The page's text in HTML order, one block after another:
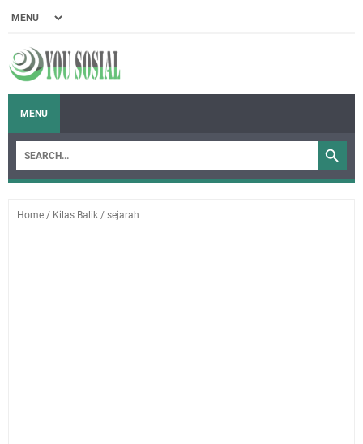
MENU
Home / Kilas Balik / sejarah